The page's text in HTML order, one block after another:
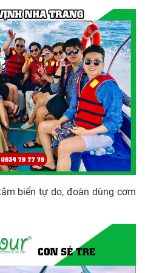
biển tự do, đoàn dùng cơm